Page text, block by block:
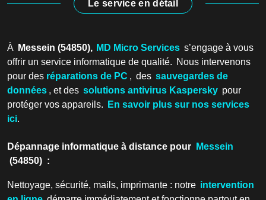
Le service en détail
À Messein (54850), MD Micro Services s’engage à vous
offrir un service informatique de qualité. Nous intervenons
pour des réparations de PC , des sauvegardes de
données , et des solutions antivirus Kaspersky pour
protéger vos appareils.
En savoir plus sur nos services
ici.
Dépannage informatique à distance pour
Messein
(54850) :
Nettoyage, sécurité, mails, imprimante : notre intervention